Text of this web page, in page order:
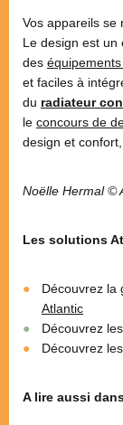
Vos appareils se
Le design est un
des
et faciles à
du radiateur
le concours de
design et
Noëlle Hermal ©
Les solutions
Découvrez la
Atlantic
Découvrez les
Découvrez
A lire aussi